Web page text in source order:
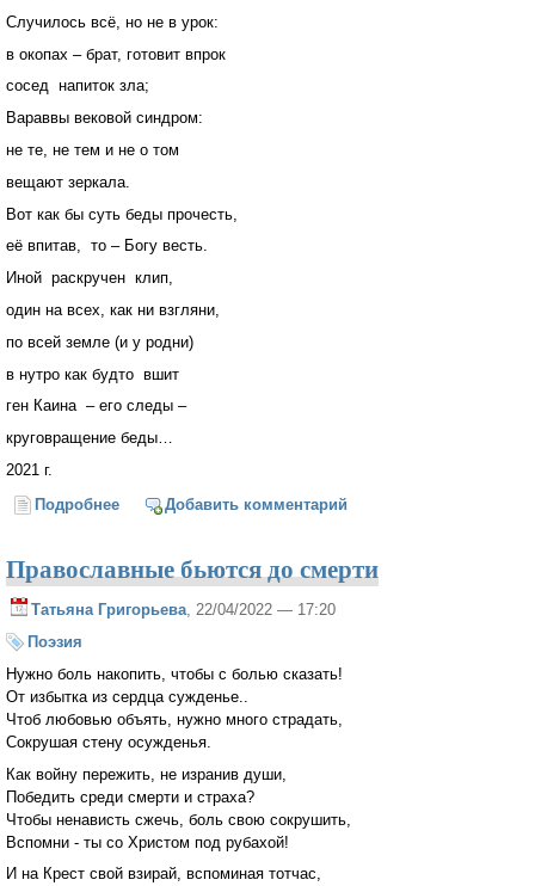
Случилось всё, но не в урок:
в окопах – брат, готовит впрок
сосед напиток зла;
Вараввы вековой синдром:
не те, не тем и не о том
вещают зеркала.
Вот как бы суть беды прочесть,
её впитав, то – Богу весть.
Иной раскручен клип,
один на всех, как ни взгляни,
по всей земле (и у родни)
в нутро как будто вшит
ген Каина – его следы –
круговращение беды…
2021 г.
Подробнее о Грядёт "страстная"...
Добавить комментарий
Православные бьются до смерти
Татьяна Григорьева, 22/04/2022 — 17:20
Поэзия
Нужно боль накопить, чтобы с болью сказать!
От избытка из сердца сужденье..
Чтоб любовью объять, нужно много страдать,
Сокрушая стену осужденья.
Как войну пережить, не изранив души,
Победить среди смерти и страха?
Чтобы ненависть сжечь, боль свою сокрушить,
Вспомни - ты со Христом под рубахой!
И на Крест свой взирай, вспоминая тотчас,